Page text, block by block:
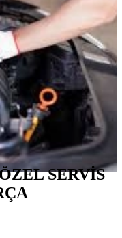
SERVİS